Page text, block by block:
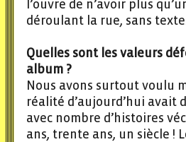
l’ouvre de n’avoir plus
déroulant la rue, sans
Quelles sont les valeurs
album ?
Nous avons surtout voulu
réalité d’aujourd’hui avait
avec nombre d’histoires
ans, trente ans, un siècle !